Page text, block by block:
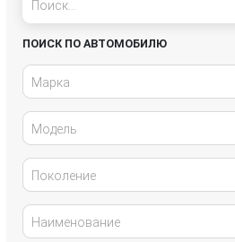
IVECO
ПОИСК ПО АВТОМОБИЛЮ
Марка
Модель
Поколение
Наименование